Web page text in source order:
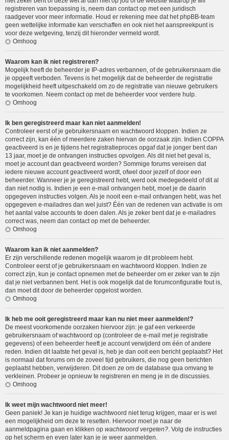
registreren van toepassing is, neem dan contact op met een juridisch
raadgever voor meer informatie. Houd er rekening mee dat het phpBB-team
geen wettelijke informatie kan verschaffen en ook niet het aanspreekpunt is
voor deze wetgeving, tenzij dit hieronder vermeld wordt.
Omhoog
Waarom kan ik niet registreren?
Mogelijk heeft de beheerder je IP-adres verbannen, of de gebruikersnaam die
je opgeeft verboden. Tevens is het mogelijk dat de beheerder de registratie
mogelijkheid heeft uitgeschakeld om zo de registratie van nieuwe gebruikers
te voorkomen. Neem contact op met de beheerder voor verdere hulp.
Omhoog
Ik ben geregistreerd maar kan niet aanmelden!
Controleer eerst of je gebruikersnaam en wachtwoord kloppen. Indien ze
correct zijn, kan één of meerdere zaken hiervan de oorzaak zijn. Indien COPPA
geactiveerd is en je tijdens het registratieproces opgaf dat je jonger bent dan
13 jaar, moet je de ontvangen instructies opvolgen. Als dit niet het geval is,
moet je account dan geactiveerd worden? Sommige forums vereisen dat
iedere nieuwe account geactiveerd wordt, ofwel door jezelf of door een
beheerder. Wanneer je je geregistreerd hebt, werd ook medegedeeld of dit al
dan niet nodig is. Indien je een e-mail ontvangen hebt, moet je de daarin
opgegeven instructies volgen. Als je nooit een e-mail ontvangen hebt, was het
opgegeven e-mailadres dan wel juist? Één van de redenen van activatie is om
het aantal valse accounts te doen dalen. Als je zeker bent dat je e-mailadres
correct was, neem dan contact op met de beheerder.
Omhoog
Waarom kan ik niet aanmelden?
Er zijn verschillende redenen mogelijk waarom je dit probleem hebt.
Controleer eerst of je gebruikersnaam en wachtwoord kloppen. Indien ze
correct zijn, kun je contact opnemen met de beheerder om er zeker van te zijn
dat je niet verbannen bent. Het is ook mogelijk dat de forumconfiguratie fout is,
dan moet dit door de beheerder opgelost worden.
Omhoog
Ik heb me ooit geregistreerd maar kan nu niet meer aanmelden!?
De meest voorkomende oorzaken hiervoor zijn: je gaf een verkeerde
gebruikersnaam of wachtwoord op (controleer de e-mail met je registratie
gegevens) of een beheerder heeft je account verwijderd om één of andere
reden. Indien dit laatste het geval is, heb je dan ooit een bericht geplaatst? Het
is normaal dat forums om de zoveel tijd gebruikers, die nog geen berichten
geplaatst hebben, verwijderen. Dit doen ze om de database qua omvang te
verkleinen. Probeer je opnieuw te registreren en meng je in de discussies.
Omhoog
Ik weet mijn wachtwoord niet meer!
Geen paniek! Je kan je huidige wachtwoord niet terug krijgen, maar er is wel
een mogelijkheid om deze te resetten. Hiervoor moet je naar de
aanmeldpagina gaan en klikken op wachtwoord vergeten?. Volg de instructies
op het scherm en even later kan je je weer aanmelden.